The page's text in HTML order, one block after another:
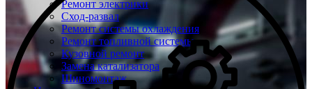
Ремонт электрики
Сход-развал
Ремонт системы охлаждения
Ремонт топливной системы
Кузовной ремонт
Замена катализатора
Шиномонтаж